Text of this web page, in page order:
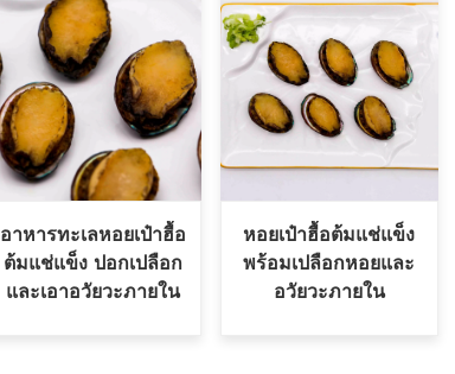
อาหารทะเลหอยเป๋าฮื้อ
ต้มแช่แข็ง ปอกเปลือก
และเอาอวัยวะภายใน
หอยเป๋าฮื้อต้มแช่แข็ง
พร้อมเปลือกหอยและ
อวัยวะภายใน